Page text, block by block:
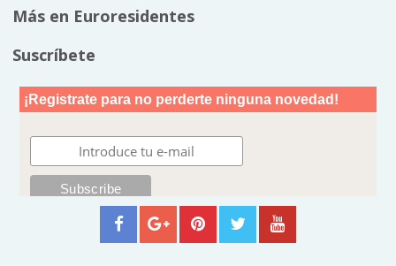
Más en Euroresidentes
Suscríbete